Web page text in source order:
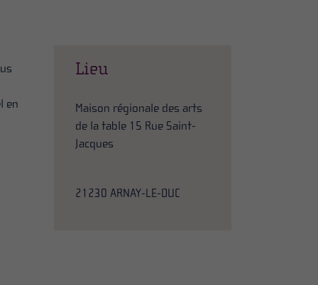
Lieu
Maison régionale des arts
de la table 15 Rue Saint-
Jacques
21230 ARNAY-LE-DUC
en